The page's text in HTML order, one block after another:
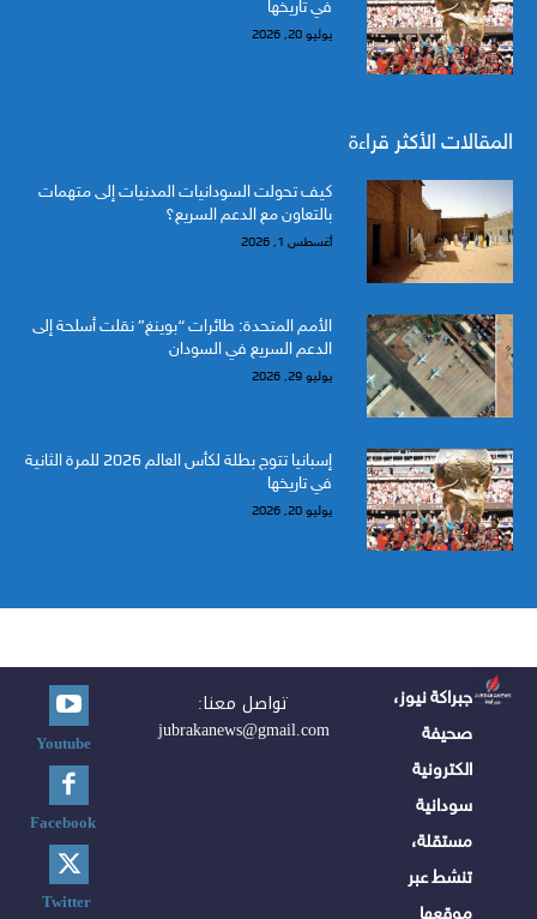
في تاريخها
يوليو 20, 2026
المقالات الأكثر قراءة
كيف تحولت السودانيات المدنيات إلى متهمات
بالتعاون مع الدعم السريع؟
أغسطس 1, 2026
الأمم المتحدة: طائرات “بوينغ” نقلت أسلحة إلى
الدعم السريع في السودان
يوليو 29, 2026
إسبانيا تتوج بطلة لكأس العالم 2026 للمرة الثانية
في تاريخها
يوليو 20, 2026
جبراكة نيوز،
صحيفة
الكترونية
سودانية
مستقلة،
تنشط عبر
موقعها
تواصل معنا:
jubrakanews@gmail.com
Youtube
Facebook
Twitter